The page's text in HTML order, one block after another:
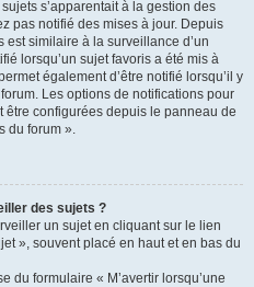
s’apparentait à la gestion des
pas notifié des mises à jour. Depuis
similaire à la surveillance d’un
lorsqu’un sujet favoris a été mis à
également d’être notifié lorsqu’il y
Les options de notifications pour
être configurées depuis le panneau de
du forum ».
des sujets ?
un sujet en cliquant sur le lien
», souvent placé en haut et en bas du
du formulaire « M’avertir lorsqu’une